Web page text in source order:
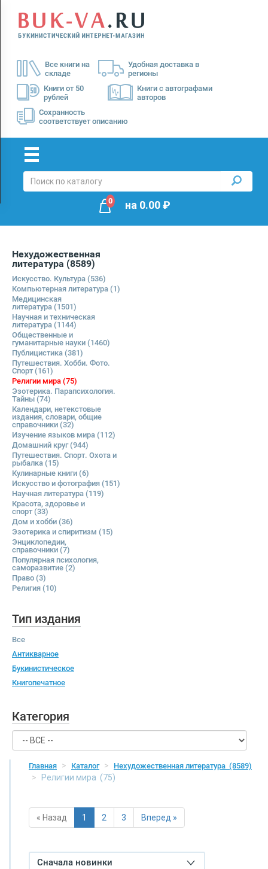
Все книги на
складе
Удобная доставка в
регионы
Книги от 50
рублей
Книги с автографами
авторов
Сохранность
соответствует описанию
Menu
Доставка
Оплата
0 на 0.00₽
Нехудожественная
литература (8589)
Искусство. Культура (536)
Компьютерная литература (1)
Медицинская
литература (1501)
Научная и техническая
литература (1144)
Общественные и
гуманитарные науки (1460)
Публицистика (381)
Путешествия. Хобби. Фото.
Спорт(161)
Религии мира (75)
Эзотерика. Парапсихология.
Тайны (74)
Календари, нетекстовые
издания, словари, общие
справочники (32)
Изучение языков мира (112)
Домашний круг(944)
Путешествия. Спорт. Охота и
рыбалка (15)
Кулинарные книги (6)
Искусство и фотография (151)
Научная литература (119)
Красота, здоровье и
спорт(33)
Дом и хобби (36)
Эзотерика и спиритизм (15)
Энциклопедии,
справочники (7)
Популярная психология,
саморазвитие (2)
Право (3)
Религия (10)
Тип издания
Все
Антикварное
Букинистическое
Книгопечатное
Категория
Главная Каталог Нехудожественная литература (8589)
Религии мира (75)
« Назад 1 2 3 Вперед »
Сначала новинки